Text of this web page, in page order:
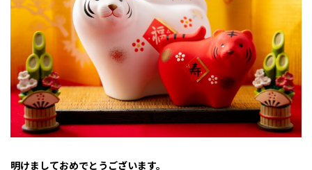
明けましておめでとうございます。